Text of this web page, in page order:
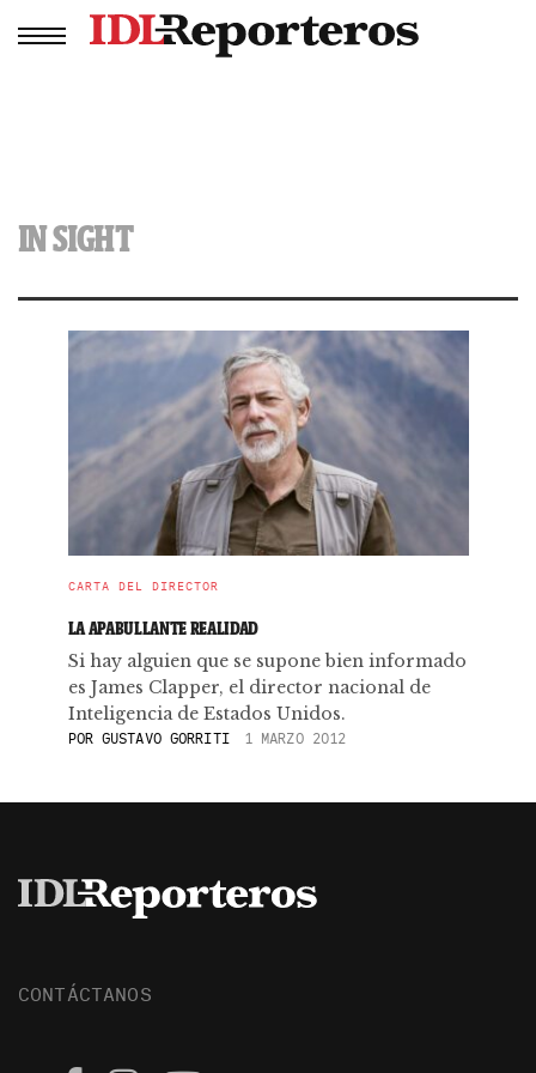
IN SIGHT
CARTA DEL DIRECTOR
LA APABULLANTE REALIDAD
Si hay alguien que se supone bien informado
es James Clapper, el director nacional de
Inteligencia de Estados Unidos.
POR GUSTAVO GORRITI 1 MARZO 2012
CONTÁCTANOS